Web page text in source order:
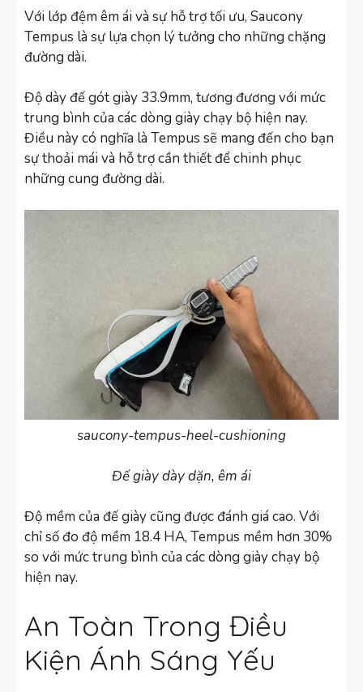
Với lớp đệm êm ái và sự hỗ trợ tối ưu, Saucony
Tempus là sự lựa chọn lý tưởng cho những chặng
đường dài.
Độ dày đế gót giày 33.9mm, tương đương với mức
trung bình của các dòng giày chạy bộ hiện nay.
Điều này có nghĩa là Tempus sẽ mang đến cho bạn
sự thoải mái và hỗ trợ cần thiết để chinh phục
những cung đường dài.
saucony-tempus-heel-cushioning
Đế giày dày dặn, êm ái
Độ mềm của đế giày cũng được đánh giá cao. Với
chỉ số đo độ mềm 18.4 HA, Tempus mềm hơn 30%
so với mức trung bình của các dòng giày chạy bộ
hiện nay.
An Toàn Trong Điều
Kiện Ánh Sáng Yếu